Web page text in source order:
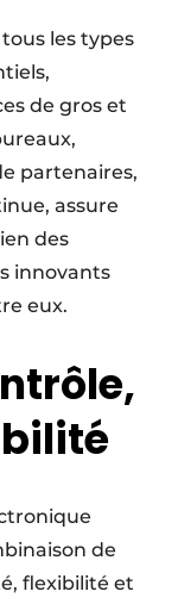
les types
de gros et
partenaires,
assure
des
innovants
eux.
de
flexibilité et